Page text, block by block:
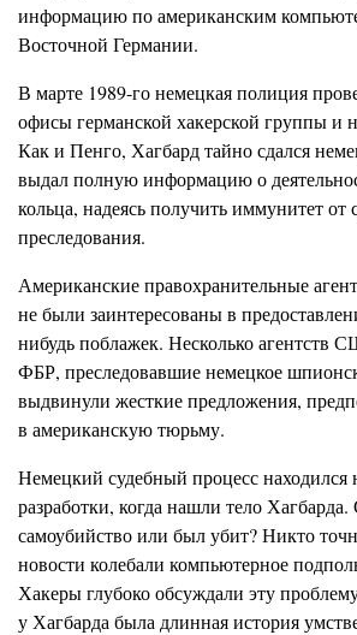
информацию по американским
Восточной Германии.
В марте 1989-го немецкая полиция
офисы германской хакерской группы и
Как и Пенго, Хагбард тайно сдался
выдал полную информацию о
кольца, надеясь получить иммунитет от
преследования.
Американские правохранительные
не были заинтересованы в
нибудь поблажек. Несколько
ФБР, преследовавшие немецкое
выдвинули жесткие предложения,
в американскую тюрьму.
Немецкий судебный процесс находился
разработки, когда нашли тело
самоубийство или был убит? Никто
новости колебали компьютерное
Хакеры глубоко обсуждали эту
у Хагбарда была длинная история